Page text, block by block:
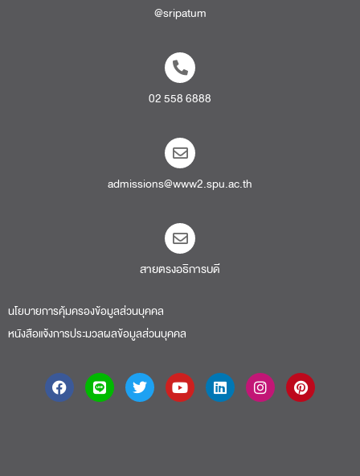
@sripatum
02 558 6888
admissions@www2.spu.ac.th
สายตรงอธิการบดี​
นโยบายการคุ้มครองข้อมูลส่วนบุคคล
หนังสือแจ้งการประมวลผลข้อมูลส่วนบุคคล